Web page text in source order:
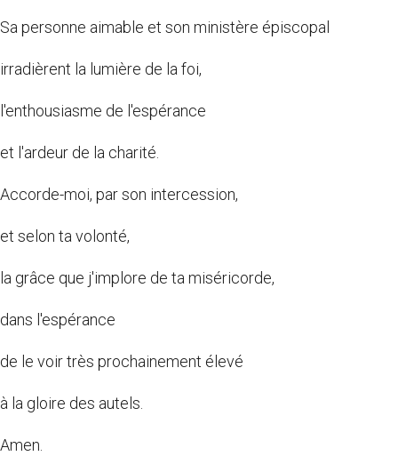
Sa personne aimable et son ministère épiscopal
irradièrent la lumière de la foi,
l'enthousiasme de l'espérance
et l'ardeur de la charité.
Accorde-moi, par son intercession,
et selon ta volonté,
la grâce que j'implore de ta miséricorde,
dans l'espérance
de le voir très prochainement élevé
à la gloire des autels.
Amen.